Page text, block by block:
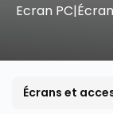
Ecran
Écrans et